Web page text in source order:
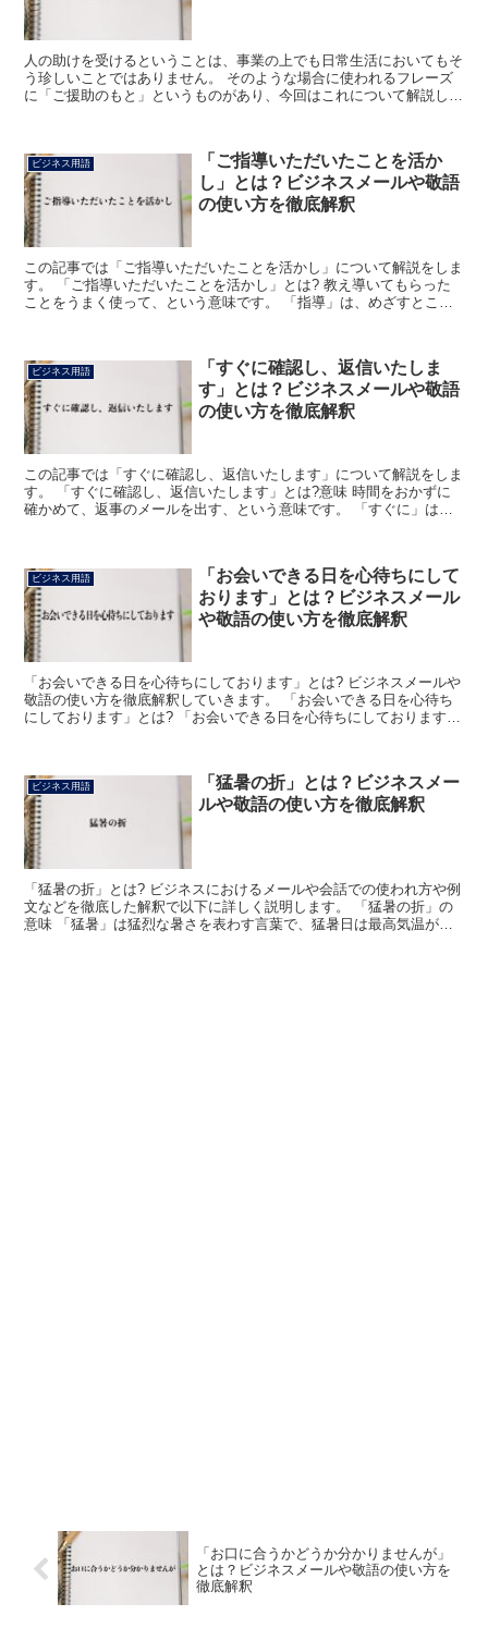
人の助けを受けるということは、事業の上でも日常生活においてもそ
う珍しいことではありません。 そのような場合に使われるフレーズ
に「ご援助のもと」というものがあり、今回はこれについて解説して
ビジネス用語
「ご指導いただいたことを活か
し」とは？ビジネスメールや敬語
の使い方を徹底解釈
この記事では「ご指導いただいたことを活かし」について解説をしま
す。 「ご指導いただいたことを活かし」とは? 教え導いてもらった
ことをうまく使って、という意味です。 「指導」は、めざすところ
ビジネス用語
「すぐに確認し、返信いたしま
す」とは？ビジネスメールや敬語
の使い方を徹底解釈
この記事では「すぐに確認し、返信いたします」について解説をしま
す。 「すぐに確認し、返信いたします」とは?意味 時間をおかずに
確かめて、返事のメールを出す、という意味です。 「すぐに」は時
ビジネス用語
「お会いできる日を心待ちにして
おります」とは？ビジネスメール
や敬語の使い方を徹底解釈
「お会いできる日を心待ちにしております」とは? ビジネスメールや
敬語の使い方を徹底解釈していきます。 「お会いできる日を心待ち
にしております」とは? 「お会いできる日を心待ちにしております」
ビジネス用語
「猛暑の折」とは？ビジネスメー
ルや敬語の使い方を徹底解釈
「猛暑の折」とは? ビジネスにおけるメールや会話での使われ方や例
文などを徹底した解釈で以下に詳しく説明します。 「猛暑の折」の
意味 「猛暑」は猛烈な暑さを表わす言葉で、猛暑日は最高気温が
「お口に合うかどうか分かりませんが」
とは？ビジネスメールや敬語の使い方を
徹底解釈